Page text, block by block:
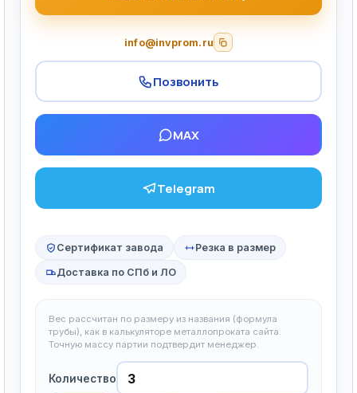
info@invprom.ru
Позвонить
MAX
Telegram
Сертификат завода Резка в размер
Доставка по СПб и ЛО
Вес рассчитан по размеру из названия (формула
трубы), как в калькуляторе металлопроката сайта.
Точную массу партии подтвердит менеджер.
Количество